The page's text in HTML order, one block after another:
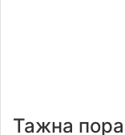
Тажна